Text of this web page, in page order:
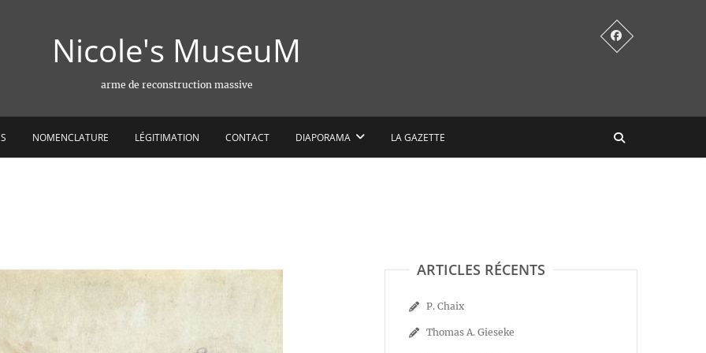
Nicole's MuseuM
arme de reconstruction massive
NOMENCLATURE LÉGITIMATION CONTACT DIAPORAMA LA GAZETTE
ARTICLES RÉCENTS
P. Chaix
Thomas A. Gieseke